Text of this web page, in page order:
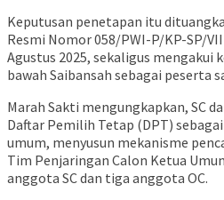
Keputusan penetapan itu
Resmi Nomor 058/PWI-P/KP-SP/
Agustus 2025, sekaligus mengakui
bawah Saibansah sebagai peserta
Marah Sakti mengungkapkan, SC
Daftar Pemilih Tetap (DPT)
umum, menyusun mekanisme
Tim Penjaringan Calon Ketua
anggota SC dan tiga anggota OC.